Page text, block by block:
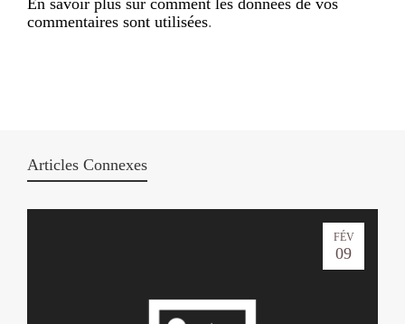
En savoir plus sur comment les données de vos
commentaires sont utilisées.
Articles Connexes
FÉV
09